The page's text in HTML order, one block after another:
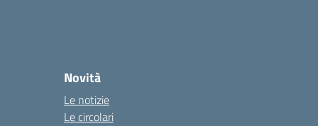
Novità
Le notizie
Le circolari